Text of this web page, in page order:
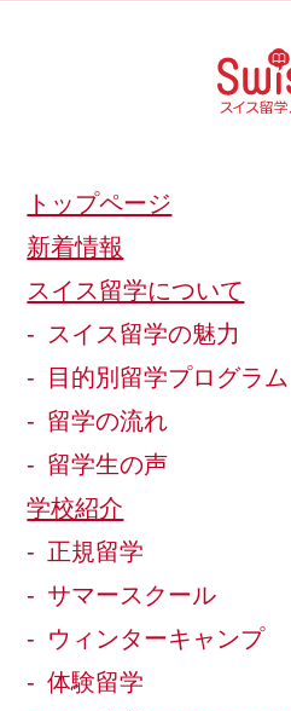
トップページ
新着情報
スイス留学について
スイス留学の魅力
目的別留学プログラム
留学の流れ
留学生の声
学校紹介
正規留学
サマースクール
ウィンターキャンプ
体験留学